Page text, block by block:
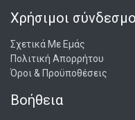
Χρήσιμοι
Σχετικά Με Εμάς
Πολιτική Απορρήτου
Όροι & Προϋποθέσεις
Βοήθεια